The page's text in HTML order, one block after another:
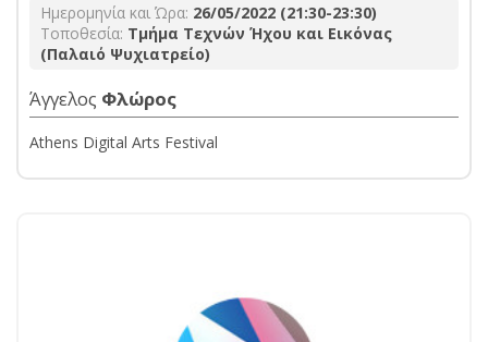
Ημερομηνία και Ώρα: 26/05/2022 (21:30-23:30)
Τοποθεσία: Τμήμα Τεχνών Ήχου και Εικόνας
(Παλαιό Ψυχιατρείο)
Άγγελος Φλώρος
Athens Digital Arts Festival